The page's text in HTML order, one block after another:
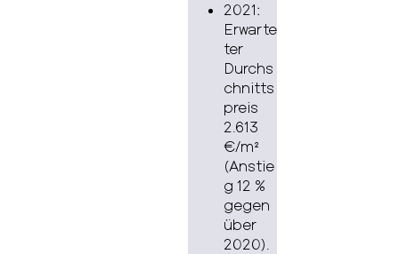
2021:
Erwarte
ter
Durchs
chnitts
preis
2.613
€/m²
(Anstie
g 12 %
gegen
über
2020).